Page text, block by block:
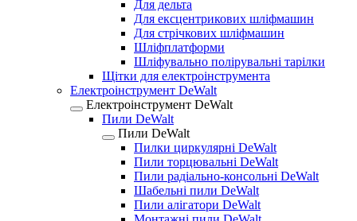
Для дельта
Для ексцентрикових шліфмашин
Для стрічкових шліфмашин
Шліфплатформи
Шліфувально полірувальні тарілки
Щітки для електроінструмента
Електроінструмент DeWalt
Електроінструмент DeWalt
Пили DeWalt
Пили DeWalt
Пилки циркулярні DeWalt
Пили торцювальні DeWalt
Пили радіально-консольні DeWalt
Шабельні пили DeWalt
Пили алігатори DeWalt